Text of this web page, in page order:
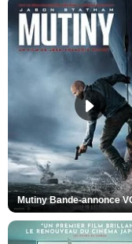
Mutiny Bande-annonce